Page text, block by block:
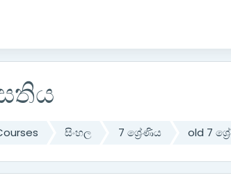
සිංහල 7 ශ්‍රේණිය old 7